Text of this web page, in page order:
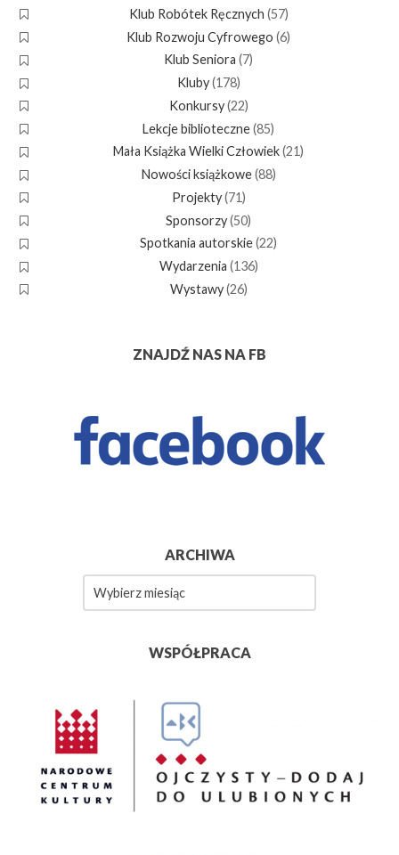
Klub Robótek Ręcznych (57)
Klub Rozwoju Cyfrowego (6)
Klub Seniora (7)
Kluby(178)
Konkursy(22)
Lekcje biblioteczne(85)
Mała Książka Wielki Człowiek(21)
Nowości książkowe(88)
Projekty(71)
Sponsorzy(50)
Spotkania autorskie(22)
Wydarzenia (136)
Wystawy(26)
ZNAJDŹ NAS NA FB
ARCHIWA
WSPÓŁPRACA